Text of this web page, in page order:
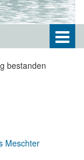
bestanden
Meschter